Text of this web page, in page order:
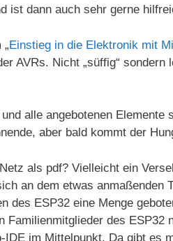
ist dann auch sehr gerne
Einstieg in die Elektronik mit
AVRs. Nicht „süffig“ sondern
alle angebotenen Elemente
aber bald kommt der
als pdf? Vielleicht ein
an dem etwas anmaßenden
des ESP32 eine Menge
Familienmitglieder des ESP32
IDE im Mittelpunkt. Da gibt es